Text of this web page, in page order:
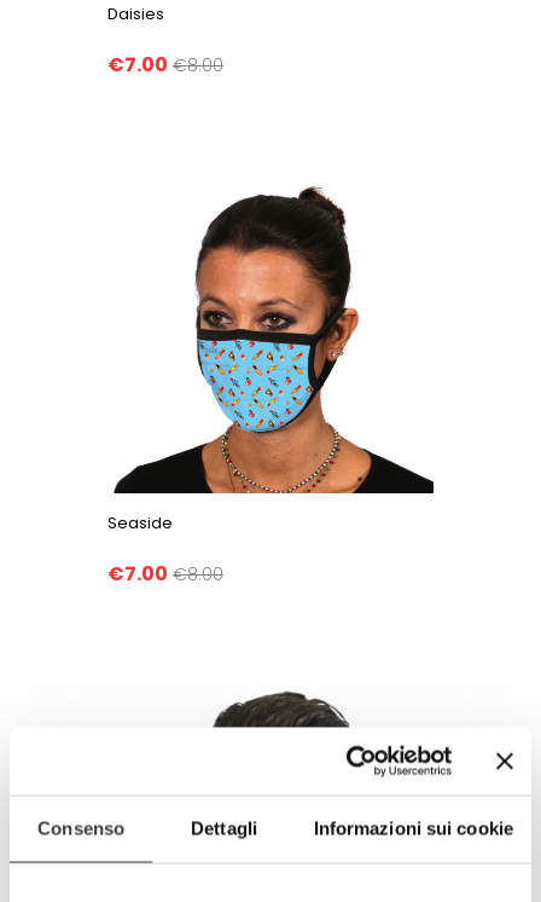
Consenso Dettagli Informazioni sui cookie
Daisies
€7.00 €8.00
Seaside
€7.00 €8.00